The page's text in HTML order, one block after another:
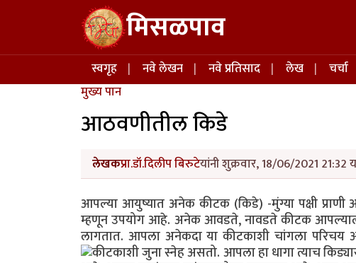
Skip to main content मिसळपाव
Main navigation
स्वगृह नवे लेखन नवे प्रतिसाद लेख चर्चा
मुख्य पान
आठवणीतील किडे
लेखकप्रा.डॉ.दिलीप बिरुटेयांनी शुक्रवार, 18/06/2021 21:32
आपल्या आयुष्यात अनेक कीटक (किडे) -मुंग्या पक्षी
म्हणून उपयोग आहे. अनेक आवडते, नावडते कीटक
लागतात. आपला अनेकदा या कीटकाशी चांगला
कीटकाशी जुना स्नेह असतो.आपला हा धागा त्याच